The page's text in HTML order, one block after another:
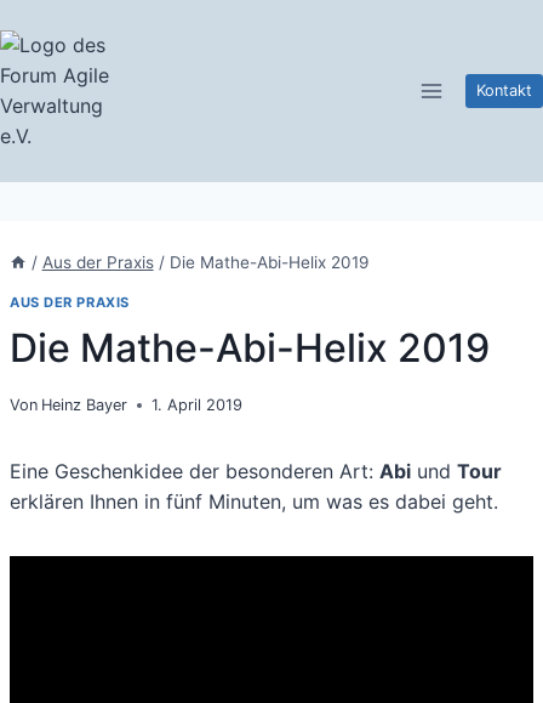
Inhalt
springen
Kontakt
/ Aus der Praxis / Die Mathe-Abi-Helix 2019
AUS DER PRAXIS
Die Mathe-Abi-Helix 2019
Von Heinz Bayer 1. April 2019
Eine Geschenkidee der besonderen Art: Abi und Tour
erklären Ihnen in fünf Minuten, um was es dabei geht.